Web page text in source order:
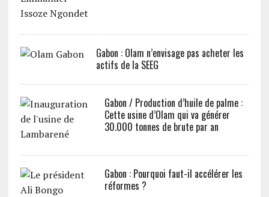
Gabon : Olam n’envisage pas acheter les
actifs de la SEEG
Gabon / Production d’huile de palme :
Cette usine d’Olam qui va générer
30.000 tonnes de brute par an
Gabon : Pourquoi faut-il accélérer les
réformes ?